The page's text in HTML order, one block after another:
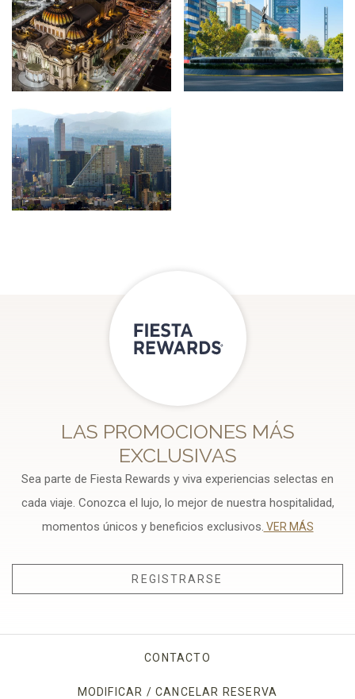
LAS PROMOCIONES MÁS
EXCLUSIVAS
Sea parte de Fiesta Rewards y viva experiencias selectas en
cada viaje. Conozca el lujo, lo mejor de nuestra hospitalidad,
momentos únicos y beneficios exclusivos. VER MÁS
REGISTRARSE
CONTACTO
MODIFICAR / CANCELAR RESERVA